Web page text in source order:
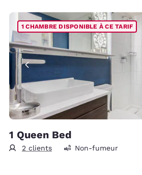
1 CHAMBRE DISPONIBLE À CE TARIF
1 Queen Bed
2 clients Non-fumeur